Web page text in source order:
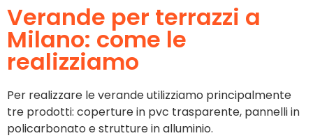
Verande per terrazzi a
Milano: come le
realizziamo
Per realizzare le verande utilizziamo principalmente
tre prodotti: coperture in pvc trasparente, pannelli in
policarbonato e strutture in alluminio.